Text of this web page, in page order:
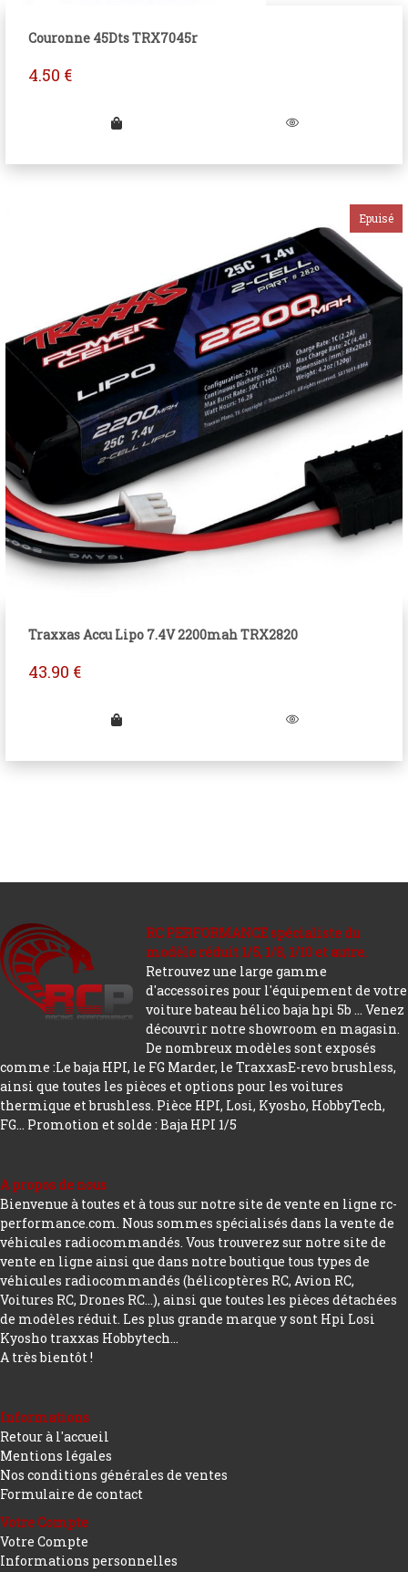
Couronne 45Dts TRX7045r
4.50 €
Traxxas Accu Lipo 7.4V 2200mah TRX2820
43.90 €
RC PERFORMANCE spécialiste du
modèle réduit 1/5, 1/8, 1/10 et autre.
Retrouvez une large gamme
d'accessoires pour l'équipement de votre
voiture bateau hélico baja hpi 5b ... Venez
découvrir notre showroom en magasin.
De nombreux modèles sont exposés
comme :Le baja HPI, le FG Marder, le TraxxasE-revo brushless,
ainsi que toutes les pièces et options pour les voitures
thermique et brushless. Pièce HPI, Losi, Kyosho, HobbyTech,
FG... Promotion et solde : Baja HPI 1/5
A propos de nous
Bienvenue à toutes et à tous sur notre site de vente en ligne rc-
performance.com. Nous sommes spécialisés dans la vente de
véhicules radiocommandés. Vous trouverez sur notre site de
vente en ligne ainsi que dans notre boutique tous types de
véhicules radiocommandés (hélicoptères RC, Avion RC,
Voitures RC, Drones RC…), ainsi que toutes les pièces détachées
de modèles réduit. Les plus grande marque y sont Hpi Losi
Kyosho traxxas Hobbytech...
A très bientôt !
Informations
Retour à l'accueil
Mentions légales
Nos conditions générales de ventes
Formulaire de contact
Votre Compte
Votre Compte
Informations personnelles